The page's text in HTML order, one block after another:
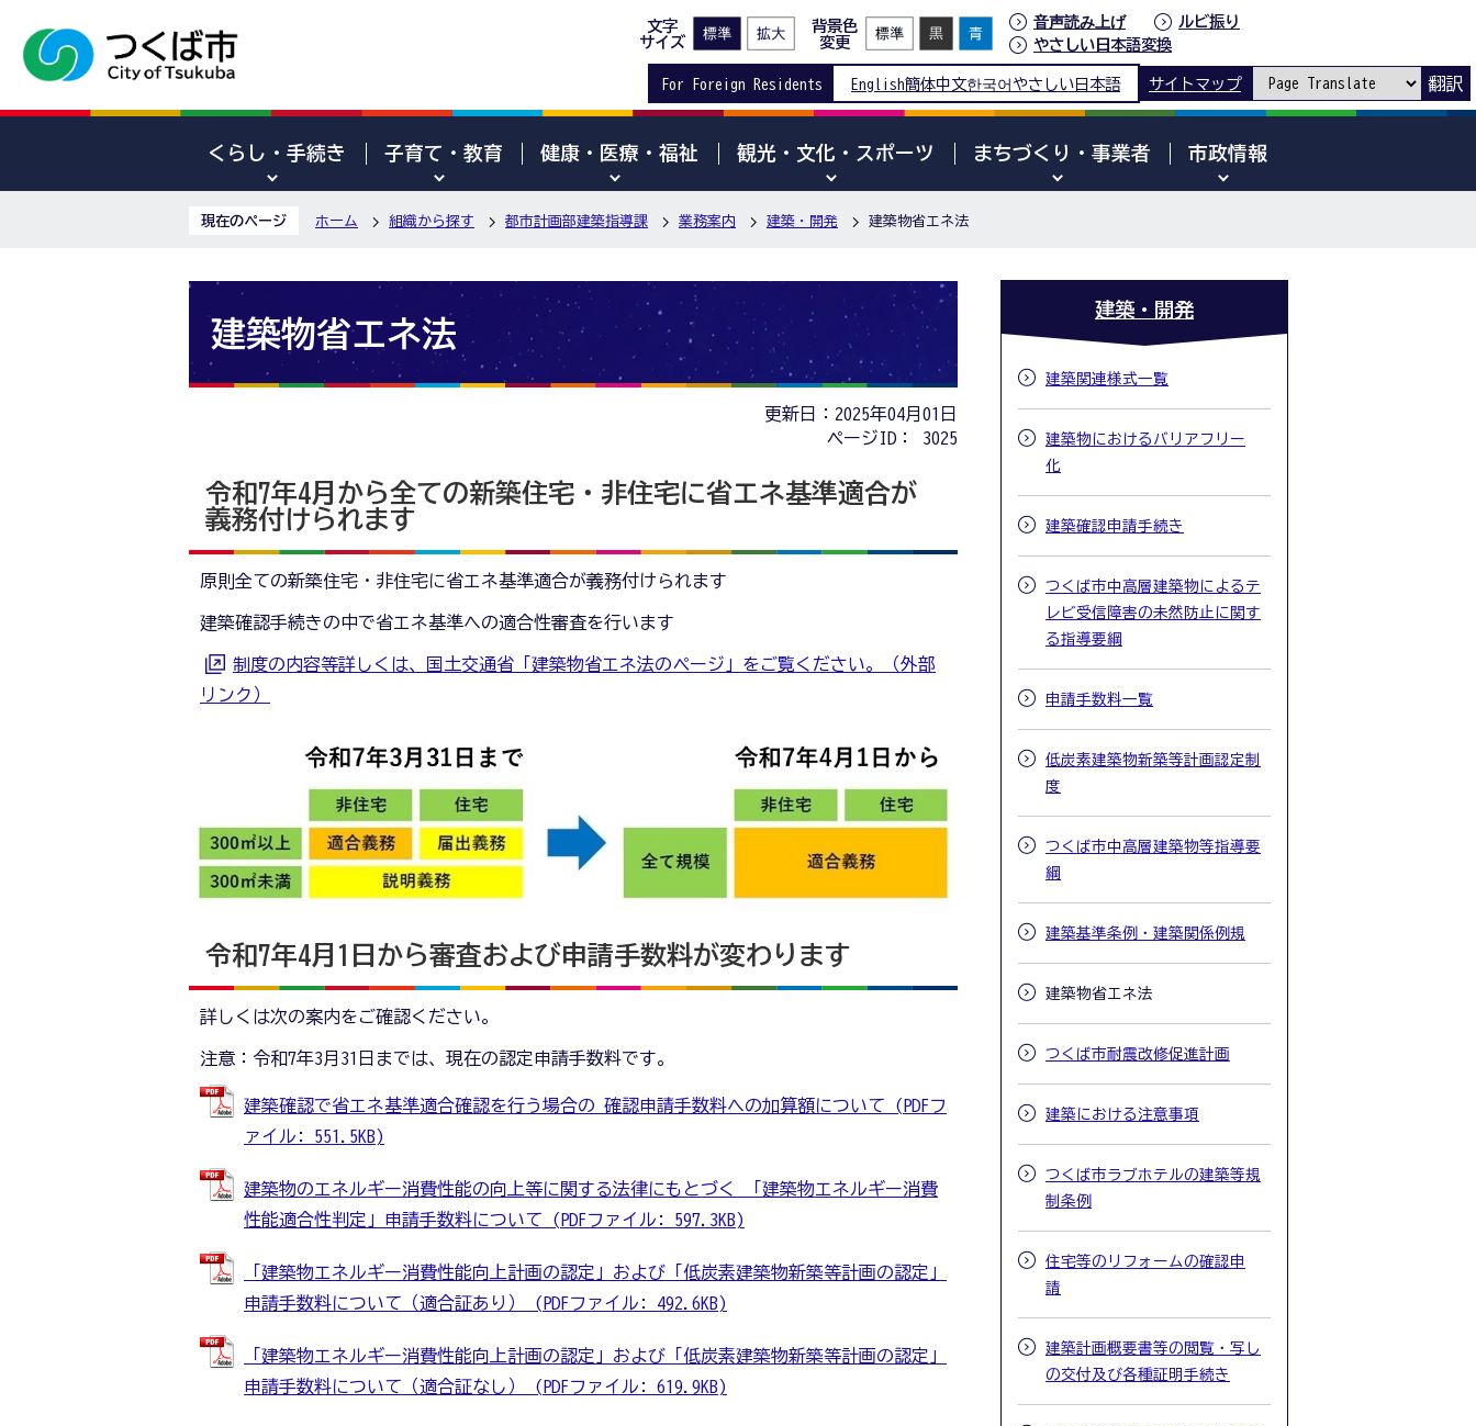
文字
サイズ
背景色
変更
音声読み上げ
ルビ振り
やさしい日本語変換
For Foreign Residents English簡体中文한국어 やさしい日本語 サイトマップ 翻訳
くらし・手続き 子育て・教育 健康・医療・福祉 観光・文化・スポーツ まちづくり・事業者 市政情報
現在のページ ホーム 組織から探す 都市計画部建築指導課 業務案内 建築・開発 建築物省エネ法
建築物省エネ法
更新日：2025年04月01日
ページID：
3025
令和7年4月から全ての新築住宅・非住宅に省エネ基準適合が
義務付けられます
原則全ての新築住宅・非住宅に省エネ基準適合が義務付けられます
建築確認手続きの中で省エネ基準への適合性審査を行います
制度の内容等詳しくは、国土交通省「建築物省エネ法のページ」をご覧ください。（外部
リンク）
令和7年4月1日から審査および申請手数料が変わります
詳しくは次の案内をご確認ください。
注意：令和7年3月31日までは、現在の認定申請手数料です。
建築確認で省エネ基準適合確認を行う場合の 確認申請手数料への加算額について (PDFフ
ァイル: 551.5KB)
建築物のエネルギー消費性能の向上等に関する法律にもとづく 「建築物エネルギー消費
性能適合性判定」申請手数料について (PDFファイル: 597.3KB)
「建築物エネルギー消費性能向上計画の認定」および「低炭素建築物新築等計画の認定」
申請手数料について（適合証あり） (PDFファイル: 492.6KB)
「建築物エネルギー消費性能向上計画の認定」および「低炭素建築物新築等計画の認定」
申請手数料について（適合証なし） (PDFファイル: 619.9KB)
建築・開発
建築関連様式一覧
建築物におけるバリアフリー
化
建築確認申請手続き
つくば市中高層建築物によるテ
レビ受信障害の未然防止に関す
る指導要綱
申請手数料一覧
低炭素建築物新築等計画認定制
度
つくば市中高層建築物等指導要
綱
建築基準条例・建築関係例規
建築物省エネ法
つくば市耐震改修促進計画
建築における注意事項
つくば市ラブホテルの建築等規
制条例
住宅等のリフォームの確認申
請
建築計画概要書等の閲覧・写し
の交付及び各種証明手続き